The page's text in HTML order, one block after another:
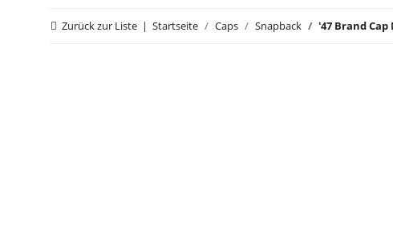
Zurück zur Liste Startseite Caps Snapback '47 Brand Cap